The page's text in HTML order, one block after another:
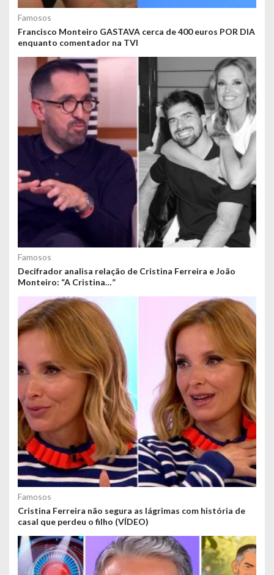
Famosos
Francisco Monteiro GASTAVA cerca de 400 euros POR DIA
enquanto comentador na TVI
Famosos
Decifrador analisa relação de Cristina Ferreira e João
Monteiro: “A Cristina…”
Famosos
Cristina Ferreira não segura as lágrimas com história de
casal que perdeu o filho (VÍDEO)